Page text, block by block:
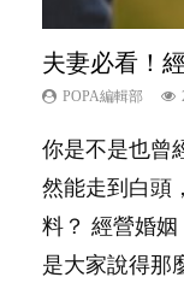
夫妻必看！
POPA編輯部
你是不是也曾
然能走到白頭
料？ 經營婚
是大家說得那
內向孩子的
POPA編輯部
陽光又健談的
特別是在講究
的社會，他們
一個人默默耕
新手父母不
POPA編輯部
相信許多人初
落地，心中都
合我們以往製
跟你同行～...
想孩子學好
POPA編輯部
有人話學多種
間太多語言，
非？聽聽專家
孩子能力天
POPA編輯部
很多父母都希
太差，日常自
一，還是魚與